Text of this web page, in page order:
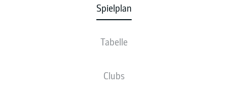
Spielplan
Tabelle
Clubs
AUFSTELLUNGEN